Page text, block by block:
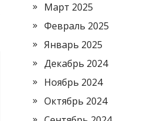
Март 2025
Февраль 2025
Январь 2025
Декабрь 2024
Ноябрь 2024
Октябрь 2024